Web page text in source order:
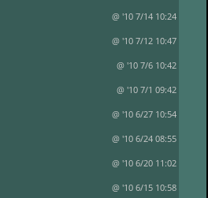
@ '10 7/14 10:24
@ '10 7/12 10:47
@ '10 7/6 10:42
@ '10 7/1 09:42
@ '10 6/27 10:54
@ '10 6/24 08:55
@ '10 6/20 11:02
@ '10 6/15 10:58